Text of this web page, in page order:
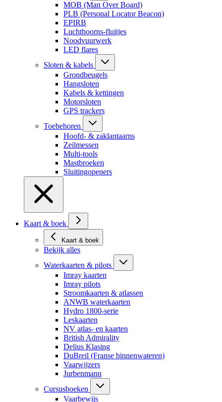
MOB (Man Over Board)
PLB (Personal Locator Beacon)
EPIRB
Luchthoorns-fluitjes
Noodvuurwerk
LED flares
Sloten & kabels
Grondbeugels
Hangsloten
Kabels & kettingen
Motorsloten
GPS trackers
Toebehoren
Hoofd- & zaklantaarns
Zeilmessen
Multi-tools
Mastbroeken
Sluitingopeners
Kaart & boek
Kaart & boek
Bekijk alles
Waterkaarten & pilots
Imray kaarten
Imray pilots
Stroomkaarten & atlassen
ANWB waterkaarten
Hydro 1800-serie
Leskaarten
NV atlas- en kaarten
British Admirality
Delius Klasing
DuBreil (Franse binnenwateren)
Vaarwijzers
Jurbenmann
Cursusboeken
Vaarbewijs